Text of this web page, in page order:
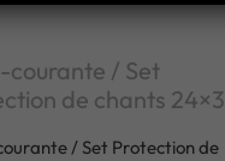
courante / Set
de chants 24×3
/ Set Protection de